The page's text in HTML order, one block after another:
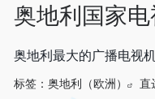
奥地利国家
奥地利最大的广播电视
标签： 奥地利（欧洲） 直